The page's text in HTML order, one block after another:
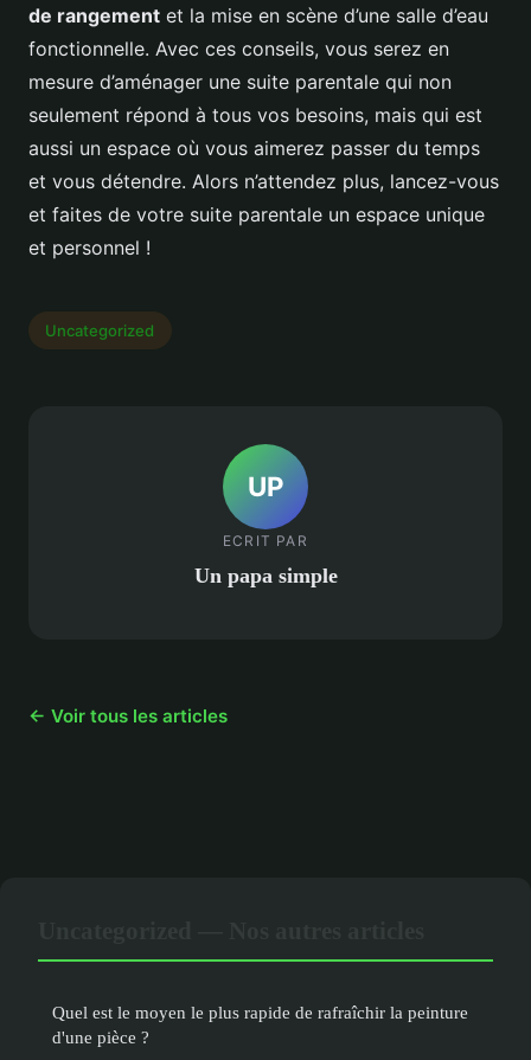
de rangement et la mise en scène d’une salle d’eau
fonctionnelle. Avec ces conseils, vous serez en
mesure d’aménager une suite parentale qui non
seulement répond à tous vos besoins, mais qui est
aussi un espace où vous aimerez passer du temps
et vous détendre. Alors n’attendez plus, lancez-vous
et faites de votre suite parentale un espace unique
et personnel !
Uncategorized
UP
ECRIT PAR
Un papa simple
← Voir tous les articles
Quel est le moyen le plus rapide de rafraîchir la peinture
d'une pièce ?